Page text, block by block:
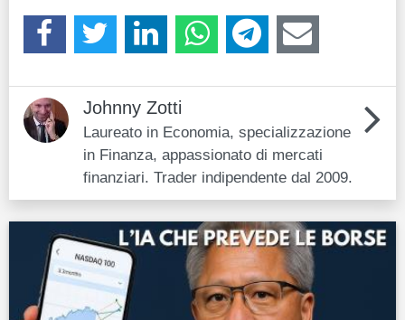
Johnny Zotti
Laureato in Economia, specializzazione
in Finanza, appassionato di mercati
finanziari. Trader indipendente dal 2009.